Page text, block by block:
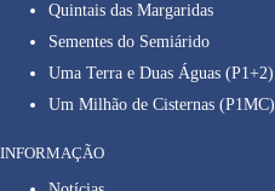
Quintais das Margaridas
Sementes do Semiárido
Uma Terra e Duas Águas (P1+2)
Um Milhão de Cisternas (P1MC)
INFORMAÇÃO